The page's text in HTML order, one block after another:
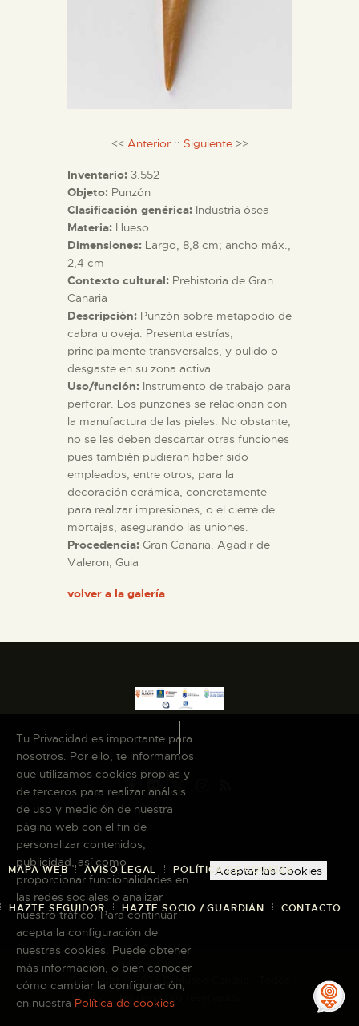
<< Anterior:: Siguiente>>
Inventario: 3.552
Objeto: Punzón
Clasificación genérica: Industria ósea
Materia: Hueso
Dimensiones: Largo, 8,8 cm; ancho máx.,
2,4 cm
Contexto cultural: Prehistoria de Gran
Canaria
Descripción: Punzón sobre metapodio de
cabra u oveja. Presenta estrías,
principalmente transversales, y pulido o
desgaste en su zona activa.
Uso/función: Instrumento de trabajo para
perforar. Los punzones se relacionan con
la manufactura de las pieles. No obstante,
no se les deben descartar otras funciones
pues también pudieran haber sido
empleados, entre otros, para la
decoración cerámica, concretamente
para realizar impresiones, o el cierre de
mortajas, asegurando las uniones.
Procedencia: Gran Canaria. Agadir de
Valeron, Guia
volver a la galería
MAPA WEB AVISO LEGAL POLÍTICA DE COOKIES
HAZTE SEGUIDOR HAZTE SOCIO / GUARDIÁN CONTACTO
Copyright © 2026 El Museo Canario · Todos
los derechos reservados
Tu Privacidad es importante para
nosotros. Por ello, te informamos
que utilizamos cookies propias y
de terceros para realizar análisis
de uso y medición de nuestra
página web con el fin de
personalizar contenidos,
publicidad, así como
proporcionar funcionalidades en
las redes sociales o analizar
nuestro tráfico. Para continuar
acepta la configuración de
nuestras cookies. Puede obtener
más información, o bien conocer
cómo cambiar la configuración,
en nuestra Política de cookies
Aceptar las Cookies